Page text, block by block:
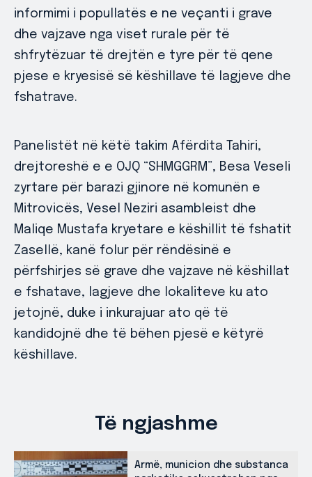
informimi i popullatës e ne veçanti i grave
dhe vajzave nga viset rurale për të
shfrytëzuar të drejtën e tyre për të qene
pjese e kryesisë së këshillave të lagjeve dhe
fshatrave.
Panelistët në këtë takim Afërdita Tahiri,
drejtoreshë e e OJQ “SHMGGRM”, Besa Veseli
zyrtare për barazi gjinore në komunën e
Mitrovicës, Vesel Neziri asambleist dhe
Maliqe Mustafa kryetare e këshillit të fshatit
Zasellë, kanë folur për rëndësinë e
përfshirjes së grave dhe vajzave në këshillat
e fshatave, lagjeve dhe lokaliteve ku ato
jetojnë, duke i inkurajuar ato që të
kandidojnë dhe të bëhen pjesë e këtyrë
këshillave.
Të ngjashme
Armë, municion dhe substanca